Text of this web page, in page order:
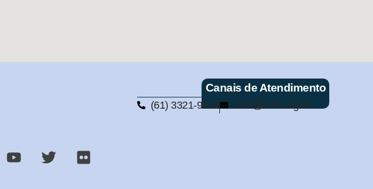
Canais de Atendimento
(61) 3321-9563 cmb@cmb.org.br